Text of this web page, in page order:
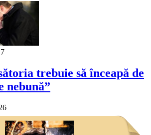
trebuie să înceapă de
nebună”